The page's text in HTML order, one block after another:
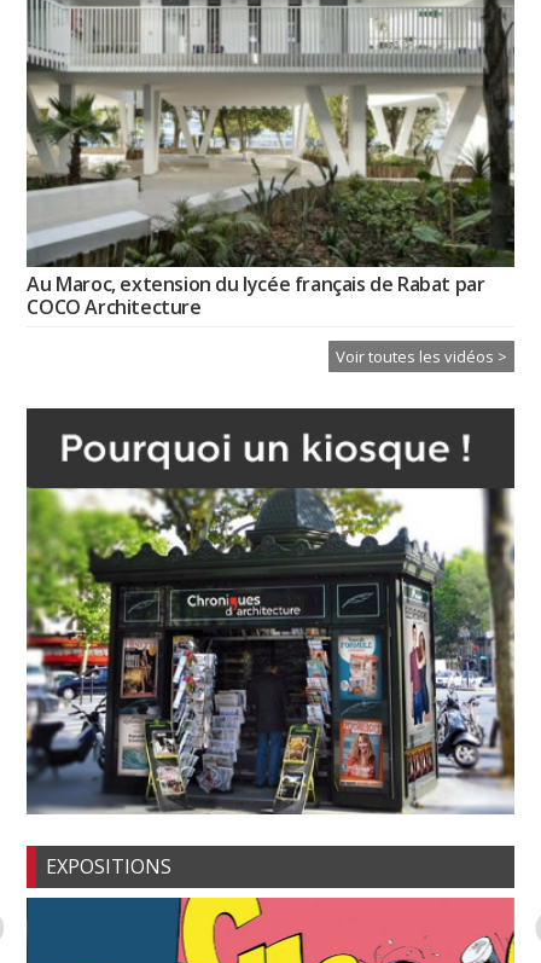
Au Maroc, extension du lycée français de Rabat par
COCO Architecture
Voir toutes les vidéos >
EXPOSITIONS